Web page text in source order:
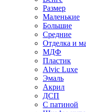
Размер
Маленькие
Большие
Средние
Отделка и
МДФ
Пластик
Alvic Luxe
Эмаль
Акрил
ДСП
С патиной